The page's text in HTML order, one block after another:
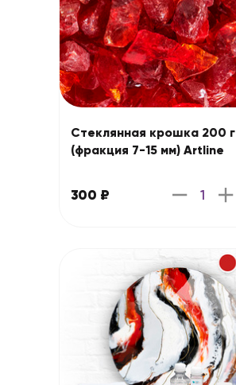
Стеклянная крошка 200 г
(фракция 7-15 мм) Artline
300 ₽